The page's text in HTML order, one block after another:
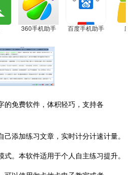
360手机助手 百度手机助手 应
的免费软件，体积轻巧，支持各
添加练习文章，实时计分计速计量。
。本软件适用于个人自主练习提升。